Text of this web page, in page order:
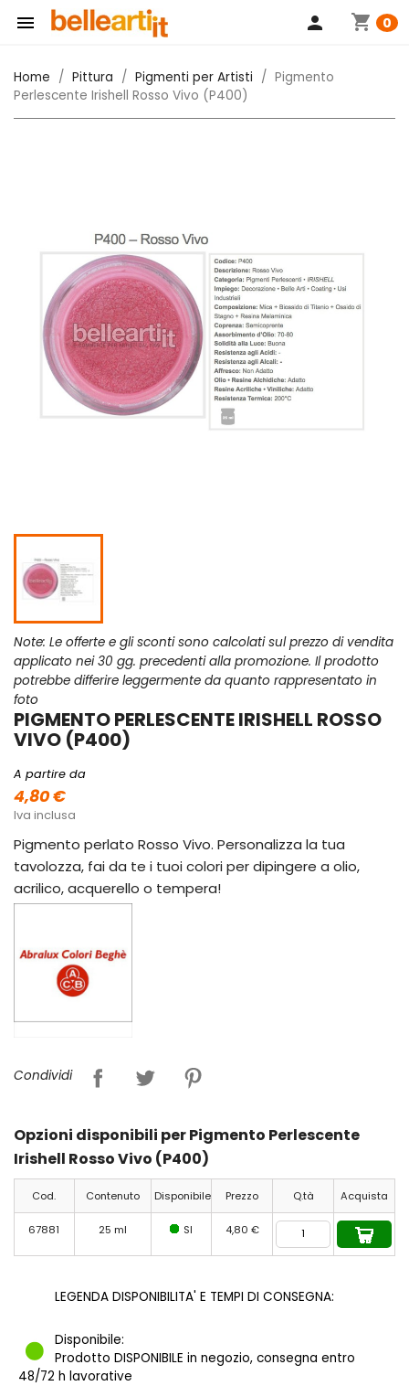
 shopping_cart 0
person
Home Pittura Pigmenti per Artisti
Pigmento
Perlescente Irishell Rosso Vivo (P400)
Note: Le offerte e gli sconti sono calcolati sul prezzo di vendita
applicato nei 30 gg. precedenti alla promozione. Il prodotto
potrebbe differire leggermente da quanto rappresentato in
foto
PIGMENTO PERLESCENTE IRISHELL ROSSO
VIVO (P400)
A partire da
4,80 €
Iva inclusa
Pigmento perlato Rosso Vivo. Personalizza la tua
tavolozza, fai da te i tuoi colori per dipingere a olio,
acrilico, acquerello o tempera!
Condividi
Opzioni disponibili per Pigmento Perlescente
Irishell Rosso Vivo (P400)
Cod. Contenuto Disponibile Prezzo Q.tà Acquista
67881 25 ml SI 4,80 €
LEGENDA DISPONIBILITA' E TEMPI DI CONSEGNA:
Disponibile:
Prodotto DISPONIBILE in negozio, consegna entro
48/72 h lavorative